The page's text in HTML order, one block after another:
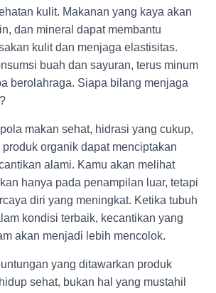
kulit. Makanan yang kaya akan
dan mineral dapat membantu
kulit dan menjaga elastisitas.
buah dan sayuran, terus minum
berolahraga. Siapa bilang menjaga
makan sehat, hidrasi yang cukup,
organik dapat menciptakan
alami. Kamu akan melihat
hanya pada penampilan luar, tetapi
diri yang meningkat. Ketika tubuh
kondisi terbaik, kecantikan yang
akan menjadi lebih mencolok.
yang ditawarkan produk
sehat, bukan hal yang mustahil